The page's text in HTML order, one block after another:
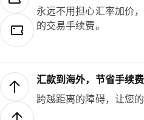
永远不用担心汇率加价
的交易手续费。
汇款到海外，节省手续费
跨越距离的障碍，让您的